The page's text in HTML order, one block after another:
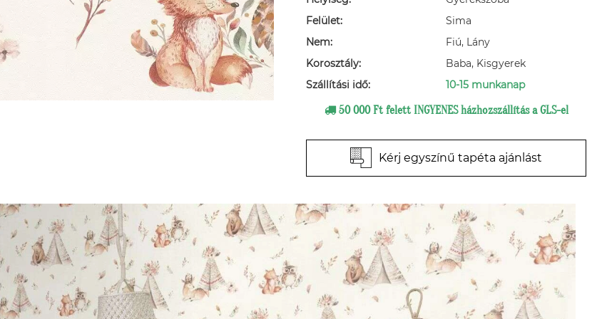
Felület:
Sima
Nem:
Fiú, Lány
Korosztály:
Baba, Kisgyerek
Szállítási idő:
10-15 munkanap
50 000 Ft felett INGYENES házhozszállítás a GLS-el
Kérj egyszínű tapéta ajánlást